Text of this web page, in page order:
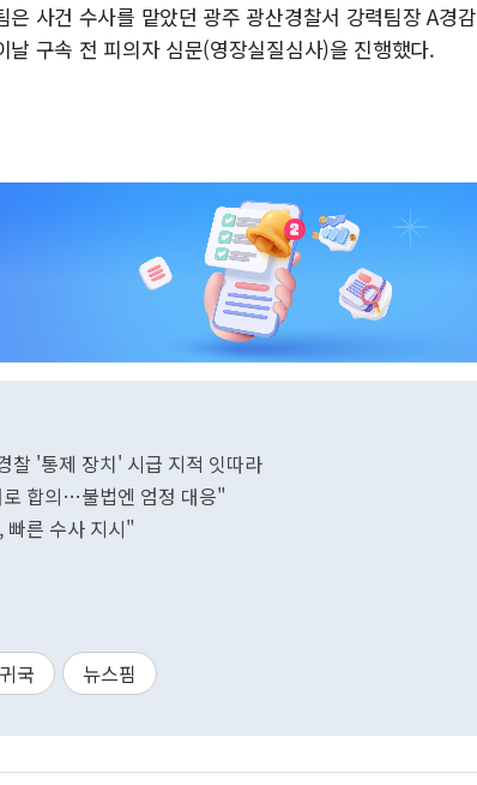
사건 수사를 맡았던 광주 광산경찰서 강력팀장 A경감
구속 전 피의자 심문(영장실질심사)을 진행했다.
찰 '통제 장치' 시급 지적 잇따라
로 합의…불법엔 엄정 대응"
빠른 수사 지시"
귀국 뉴스핌